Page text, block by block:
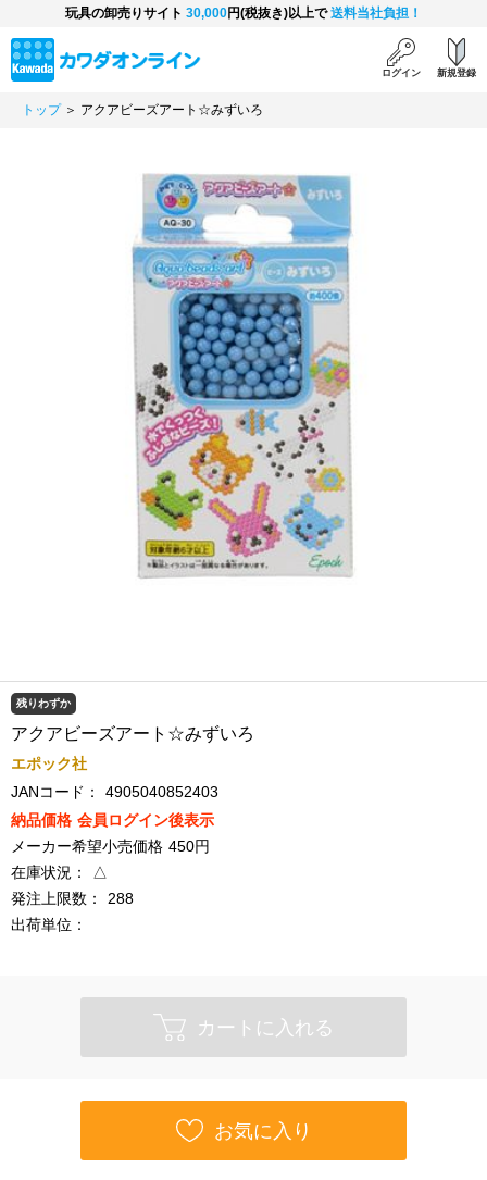
玩具の卸売りサイト 30,000円(税抜き)以上で送料当社負担！
ログイン 新規登録
トップ＞ アクアビーズアート☆みずいろ
残りわずか
アクアビーズアート☆みずいろ
エポック社
JANコード：
4905040852403
納品価格 会員ログイン後表示
メーカー希望小売価格 450円
在庫状況：
△
発注上限数：
288
出荷単位：
カートに入れる
お気に入り